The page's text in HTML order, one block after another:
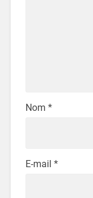
Nom *
E-mail *